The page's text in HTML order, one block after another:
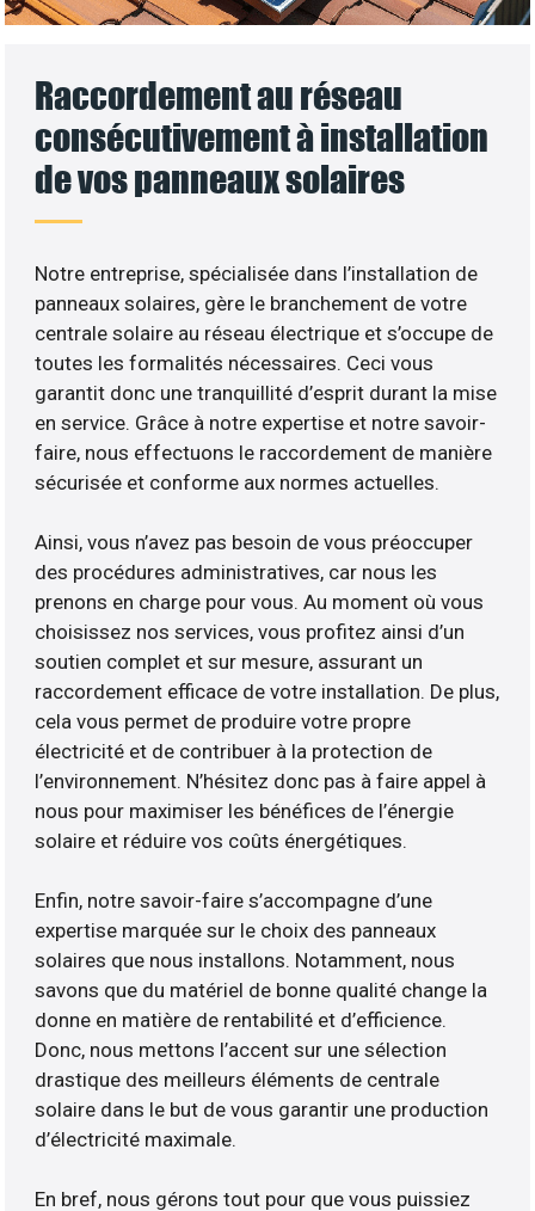
Raccordement au réseau
consécutivement à installation
de vos panneaux solaires
Notre entreprise, spécialisée dans l’installation de
panneaux solaires, gère le branchement de votre
centrale solaire au réseau électrique et s’occupe de
toutes les formalités nécessaires. Ceci vous
garantit donc une tranquillité d’esprit durant la mise
en service. Grâce à notre expertise et notre savoir-
faire, nous effectuons le raccordement de manière
sécurisée et conforme aux normes actuelles.
Ainsi, vous n’avez pas besoin de vous préoccuper
des procédures administratives, car nous les
prenons en charge pour vous. Au moment où vous
choisissez nos services, vous profitez ainsi d’un
soutien complet et sur mesure, assurant un
raccordement efficace de votre installation. De plus,
cela vous permet de produire votre propre
électricité et de contribuer à la protection de
l’environnement. N’hésitez donc pas à faire appel à
nous pour maximiser les bénéfices de l’énergie
solaire et réduire vos coûts énergétiques.
Enfin, notre savoir-faire s’accompagne d’une
expertise marquée sur le choix des panneaux
solaires que nous installons. Notamment, nous
savons que du matériel de bonne qualité change la
donne en matière de rentabilité et d’efficience.
Donc, nous mettons l’accent sur une sélection
drastique des meilleurs éléments de centrale
solaire dans le but de vous garantir une production
d’électricité maximale.
En bref, nous gérons tout pour que vous puissiez